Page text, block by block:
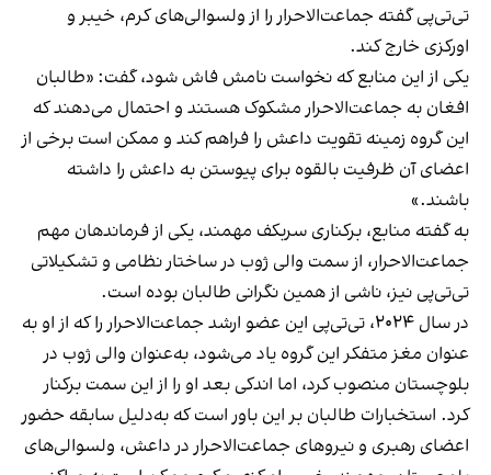
تی‌تی‌پی گفته جماعت‌الاحرار را از ولسوالی‌های کرم، خیبر و
اورکزی خارج کند.
یکی از این منابع که نخواست نامش فاش شود، گفت: «طالبان
افغان به جماعت‌الاحرار مشکوک هستند و احتمال می‌دهند که
این گروه زمینه تقویت داعش را فراهم کند و ممکن است برخی از
اعضای آن ظرفیت بالقوه برای پیوستن به داعش را داشته
باشند.»
به گفته منابع، برکناری سربکف مهمند، یکی از فرماندهان مهم
جماعت‌الاحرار، از سمت والی ژوب در ساختار نظامی و تشکیلاتی
تی‌تی‌پی نیز، ناشی از همین نگرانی طالبان بوده است.
در سال ۲۰۲۴، تی‌تی‌پی این عضو ارشد جماعت‌الاحرار را که از او به
عنوان مغز متفکر این گروه یاد می‌شود، به‌عنوان والی ژوب در
بلوچستان منصوب کرد، اما اندکی بعد او را از این سمت برکنار
کرد. استخبارات طالبان بر این باور است که به‌دلیل سابقه حضور
اعضای رهبری و نیروهای جماعت‌الاحرار در داعش، ولسوالی‌های